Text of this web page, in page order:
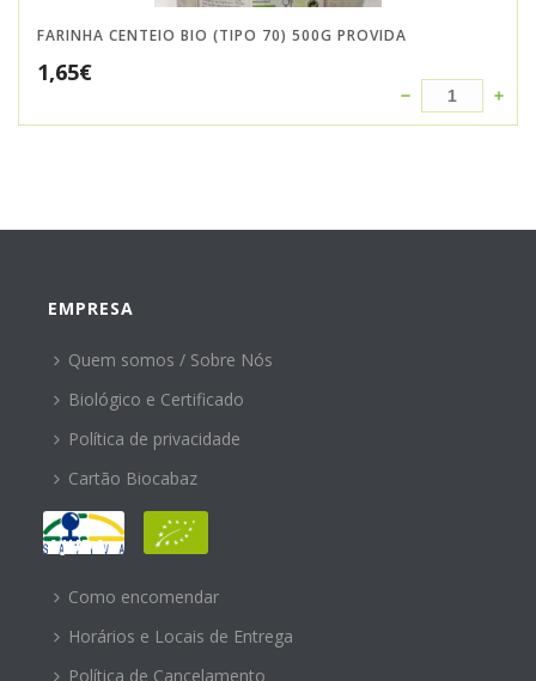
FARINHA CENTEIO BIO (TIPO 70) 500G PROVIDA
1,65€
EMPRESA
Quem somos / Sobre Nós
Biológico e Certificado
Política de privacidade
Cartão Biocabaz
AJUDA
Como encomendar
Horários e Locais de Entrega
Política de Cancelamento